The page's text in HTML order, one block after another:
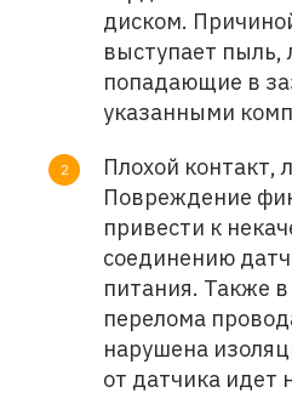
диском.
выступает пыль,
попадающие в
указанными
Плохой контакт,
Повреждение
привести к
соединению
питания. Также в
перелома
нарушена
от датчика идет